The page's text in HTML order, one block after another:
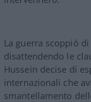
La guerra scoppiò
disattendendo le
Hussein decise di
internazionali che
smantellamento